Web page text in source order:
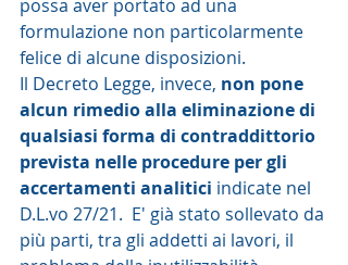
possa aver portato ad una
formulazione non particolarmente
felice di alcune disposizioni.
Il Decreto Legge, invece, non pone
alcun rimedio alla eliminazione di
qualsiasi forma di contraddittorio
prevista nelle procedure per gli
accertamenti analitici indicate nel
D.L.vo 27/21.  E' già stato sollevato da
più parti, tra gli addetti ai lavori, il